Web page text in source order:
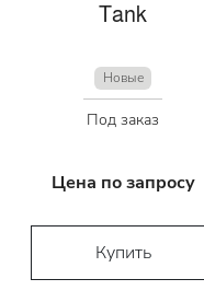
Tank
Новые
Под заказ
Цена по запросу
Купить